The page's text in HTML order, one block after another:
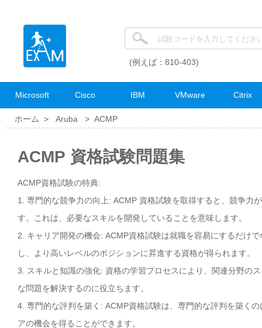
(例えば：810-403)
Microsoft Cisco IBM VMware Citrix
ホーム > Aruba > ACMP
ACMP 資格試験問題集
ACMP資格試験の特典:
1. 専門的な競争力の向上: ACMP 資格試験を取得すると、競争力
す。これは、必要なスキルを開発していることを意味します。
2. キャリア開発の機会: ACMP資格試験は就職を容易にするだけ
し、より高いレベルのポジションに昇進する資格が得られます。
3. スキルと知識の強化: 資格の学習プロセスにより、関連分野の
な問題を解決するのに役立ちます。
4. 専門的な評判を築く: ACMP資格試験は、専門的な評判を築く
アの機会を得ることができます。